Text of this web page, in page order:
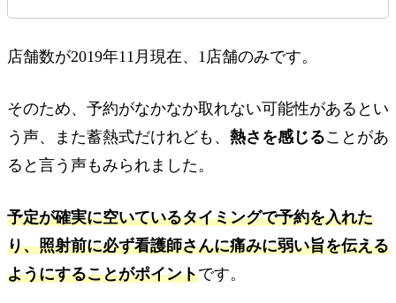
店舗数が2019年11月現在、1店舗のみです。
そのため、予約がなかなか取れない可能性があるとい
う声、また蓄熱式だけれども、 熱さを感じることがあ
ると言う声もみられました。
予定が確実に空いているタイミングで予約を入れた
り、照射前に必ず看護師さんに痛みに弱い旨を伝える
ようにすることがポイントです。